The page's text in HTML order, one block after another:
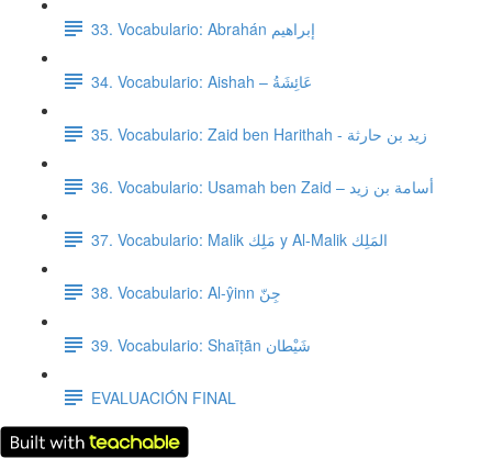
33. Vocabulario: Abrahán إبراهيم
34. Vocabulario: Aishah – عَائِشَةُ
35. Vocabulario: Zaid ben Harithah - زيد بن حارثة
36. Vocabulario: Usamah ben Zaid – أسامة بن زيد
37. Vocabulario: Malik مَلِك y Al-Malik المَلِك
38. Vocabulario: Al-ŷinn جِنّ
39. Vocabulario: Shaīṭān شَيْطان
EVALUACIÓN FINAL